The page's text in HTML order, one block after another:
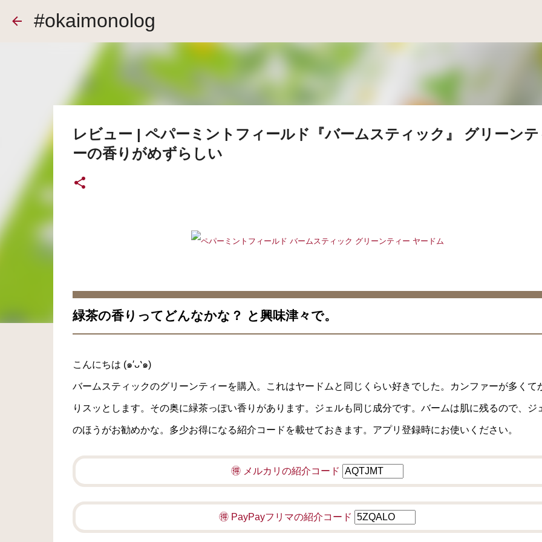
#okaimonolog
レビュー | ペパーミントフィールド『バームスティック』 グリーンテ
ーの香りがめずらしい
緑茶の香りってどんなかな？ と興味津々で。
こんにちは (๑′ᴗ‵๑)
バームスティックのグリーンティーを購入。これはヤードムと同じくらい好きでした。カンファーが多くて
りスッとします。その奥に緑茶っぽい香りがあります。ジェルも同じ成分です。バームは肌に残るので、ジ
のほうがお勧めかな。多少お得になる紹介コードを載せておきます。アプリ登録時にお使いください。
🉐 メルカリの紹介コード
🉐 PayPayフリマの紹介コード